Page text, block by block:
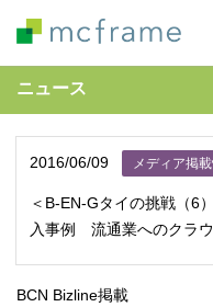
ニュース
2016/06/09 メディア掲
＜B-EN-Gタイの挑戦（6
入事例 流通業へのクラ
BCN Bizline掲載